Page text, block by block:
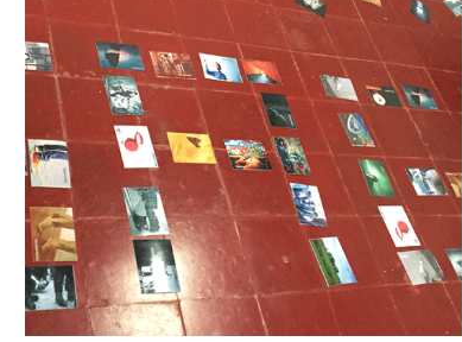
17/01/2018
SAGA arquitectos alcanzando la
excelencia